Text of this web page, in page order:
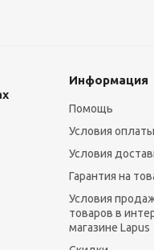
Информация
Помощь
Условия оплаты
Условия
Гарантия на
Условия
товаров в
магазине Lapus